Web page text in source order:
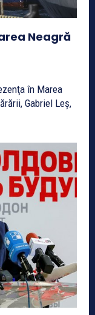
Neagră
în Marea
Gabriel Leş,